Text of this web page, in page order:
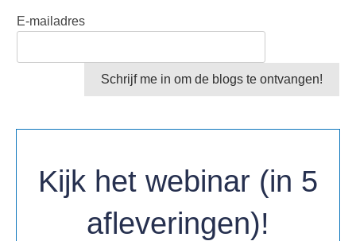
E-mailadres
Schrijf me in om de blogs te ontvangen!
Kijk het webinar (in 5
afleveringen)!